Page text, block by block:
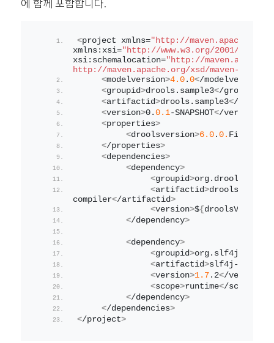
에 함께 포함합니다.
<project xmlns="http://maven.apache.org/
xmlns:xsi="http://www.w3.org/2001/
xsi:schemalocation="http://
http://maven.apache.org/xsd/maven-
<modelversion>4.0. 0</modelversion
<groupid>drools. sample3</groupid
<artifactid>drools. sample3</
<version>0. 0.1-SNAPSHOT</version
<properties>
<droolsversion>6.0. 0. Final
</properties>
<dependencies>
<dependency>
<groupid>org. drools
<artifactid>drools-
compiler</artifactid>
<version>${droolsVersion
</dependency>
<dependency>
<groupid>org. slf4j
<artifactid>slf4j-simple
<version>1.7. 2</version
<scope>runtime</scope
</dependency>
</dependencies>
</project>